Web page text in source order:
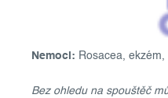
Nemoci: Rosacea, ekzém,
Bez ohledu na spouštěč